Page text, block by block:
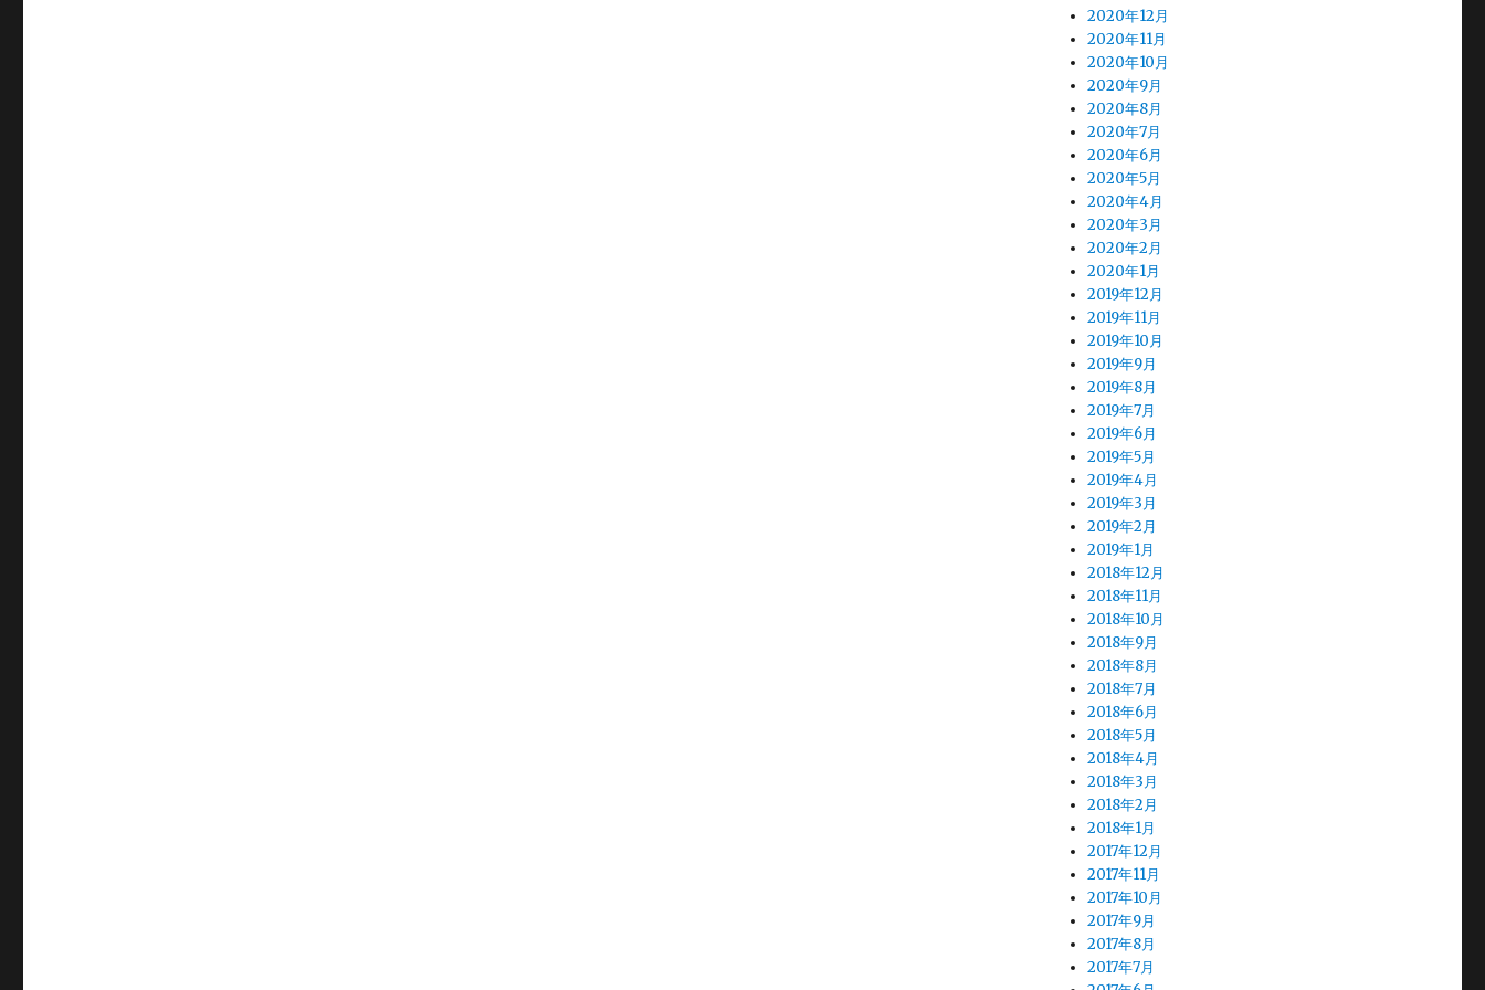
2020年12月
2020年11月
2020年10月
2020年9月
2020年8月
2020年7月
2020年6月
2020年5月
2020年4月
2020年3月
2020年2月
2020年1月
2019年12月
2019年11月
2019年10月
2019年9月
2019年8月
2019年7月
2019年6月
2019年5月
2019年4月
2019年3月
2019年2月
2019年1月
2018年12月
2018年11月
2018年10月
2018年9月
2018年8月
2018年7月
2018年6月
2018年5月
2018年4月
2018年3月
2018年2月
2018年1月
2017年12月
2017年11月
2017年10月
2017年9月
2017年8月
2017年7月